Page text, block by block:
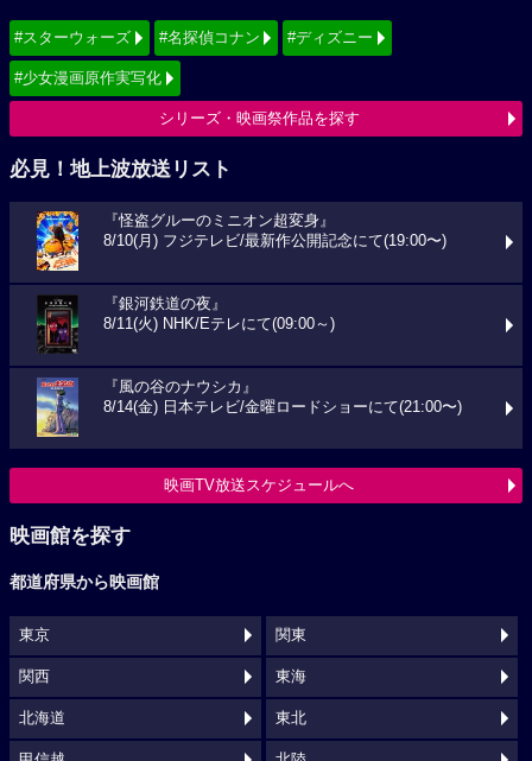
#スターウォーズ #名探偵コナン #ディズニー
#少女漫画原作実写化
シリーズ・映画祭作品を探す
必見！地上波放送リスト
『怪盗グルーのミニオン超変身』
8/10(月) フジテレビ/最新作公開記念にて(19:00〜)
『銀河鉄道の夜』
8/11(火) NHK/Eテレにて(09:00～)
『風の谷のナウシカ』
8/14(金) 日本テレビ/金曜ロードショーにて(21:00〜)
映画TV放送スケジュールへ
映画館を探す
都道府県から映画館
東京 関東
関西 東海
北海道 東北